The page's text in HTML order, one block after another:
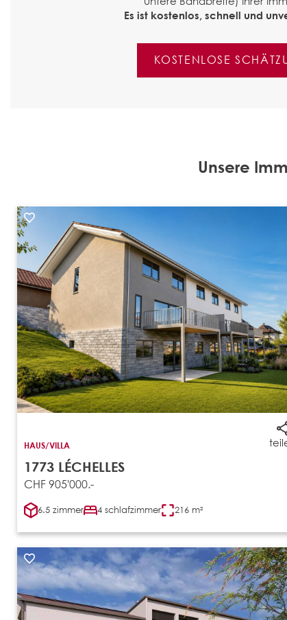
Es ist kostenlos, schnell und
KOSTENLOSE
Unsere
HAUS/VILLA
1773 LÉCHELLES
CHF 905'000.-
6.5 zimmer 4 schlafzimmer 216 m²